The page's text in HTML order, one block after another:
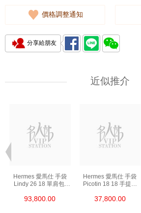
價格調整通知
分享給朋友
近似推介
Hermes 愛馬仕 手袋
Lindy 26 18 單肩包/
93,800.00
Hermes 愛馬仕 手袋
Picotin 18 18 手提包
37,800.00